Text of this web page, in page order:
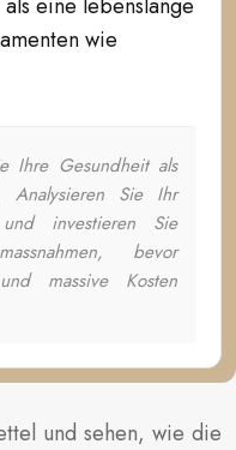
wie
Ihre Gesundheit als
Analysieren Sie Ihr
investieren Sie
bevor
massive Kosten
und sehen, wie die